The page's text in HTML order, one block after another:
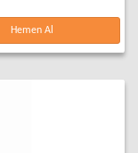
Hemen Al